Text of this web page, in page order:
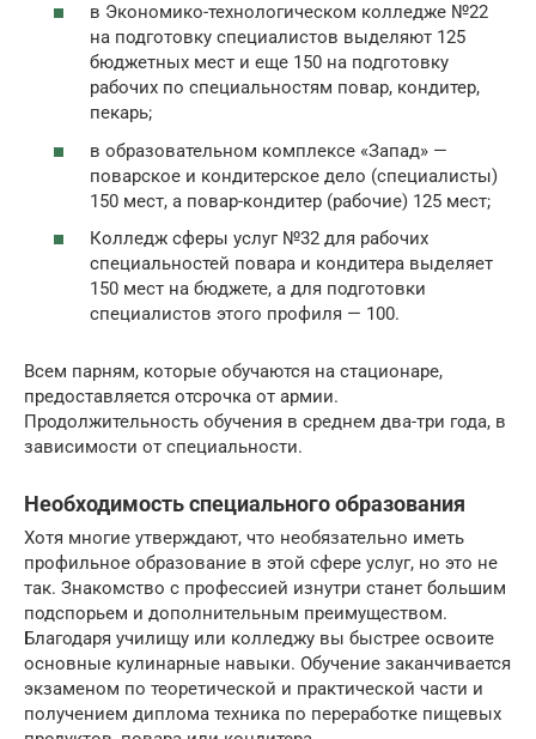
в Экономико-технологическом колледже №22
на подготовку специалистов выделяют 125
бюджетных мест и еще 150 на подготовку
рабочих по специальностям повар, кондитер,
пекарь;
в образовательном комплексе «Запад» —
поварское и кондитерское дело (специалисты)
150 мест, а повар-кондитер (рабочие) 125 мест;
Колледж сферы услуг №32 для рабочих
специальностей повара и кондитера выделяет
150 мест на бюджете, а для подготовки
специалистов этого профиля — 100.
Всем парням, которые обучаются на стационаре,
предоставляется отсрочка от армии.
Продолжительность обучения в среднем два-три года, в
зависимости от специальности.
Необходимость специального образования
Хотя многие утверждают, что необязательно иметь
профильное образование в этой сфере услуг, но это не
так. Знакомство с профессией изнутри станет большим
подспорьем и дополнительным преимуществом.
Благодаря училищу или колледжу вы быстрее освоите
основные кулинарные навыки. Обучение заканчивается
экзаменом по теоретической и практической части и
получением диплома техника по переработке пищевых